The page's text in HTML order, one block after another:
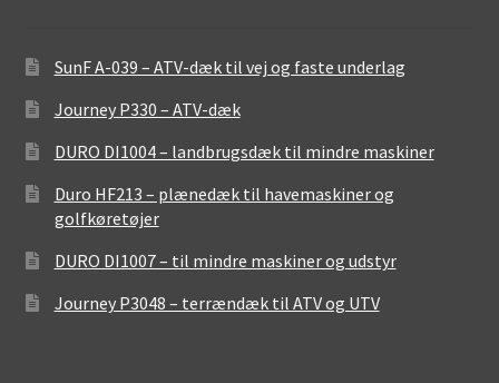
SunF A-039 – ATV-dæk til vej og faste underlag
Journey P330 – ATV-dæk
DURO DI1004 – landbrugsdæk til mindre maskiner
Duro HF213 – plænedæk til havemaskiner og
golfkøretøjer
DURO DI1007 – til mindre maskiner og udstyr
Journey P3048 – terrændæk til ATV og UTV